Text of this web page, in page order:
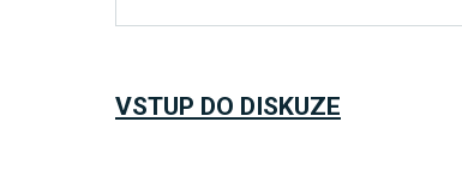
VSTUP DO DISKUZE